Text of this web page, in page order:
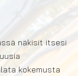
näkisit itsesi
kokemusta